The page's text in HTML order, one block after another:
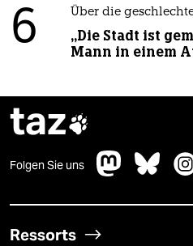
6 Über die
„Die Stadt ist
Mann in einem
taz
Folgen Sie uns
Ressorts